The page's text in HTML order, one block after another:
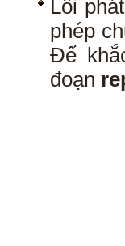
Lỗi
phép
Để
đoạn